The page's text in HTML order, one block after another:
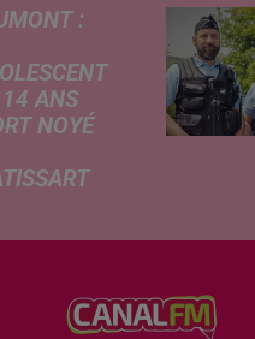
:
14 ANS
NOYÉ
par nos
de La